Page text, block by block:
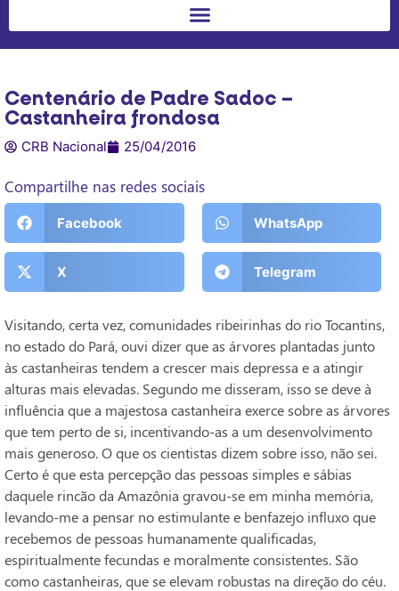
Centenário de Padre Sadoc –
Castanheira frondosa
CRB Nacional 25/04/2016
Compartilhe nas redes sociais
Facebook WhatsApp
X Telegram
Visitando, certa vez, comunidades ribeirinhas do rio Tocantins,
no estado do Pará, ouvi dizer que as árvores plantadas junto
às castanheiras tendem a crescer mais depressa e a atingir
alturas mais elevadas. Segundo me disseram, isso se deve à
influência que a majestosa castanheira exerce sobre as árvores
que tem perto de si, incentivando-as a um desenvolvimento
mais generoso. O que os cientistas dizem sobre isso, não sei.
Certo é que esta percepção das pessoas simples e sábias
daquele rincão da Amazônia gravou-se em minha memória,
levando-me a pensar no estimulante e benfazejo influxo que
recebemos de pessoas humanamente qualificadas,
espiritualmente fecundas e moralmente consistentes. São
como castanheiras, que se elevam robustas na direção do céu.